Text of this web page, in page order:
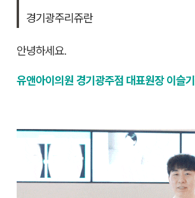
경기광주리쥬란
안녕하세요.
유앤아이의원 경기광주점 대표원장 이슬기